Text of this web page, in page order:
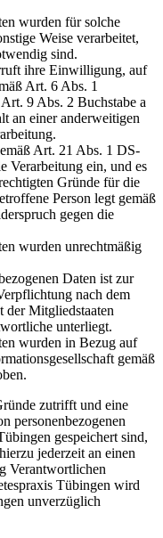
wurden für solche
Weise verarbeitet,
sind.
ihre Einwilligung, auf
Art. 6 Abs. 1
9 Abs. 2 Buchstabe a
an einer anderweitigen
Art. 21 Abs. 1 DS-
Verarbeitung ein, und es
Gründe für die
Person legt gemäß
gegen die
wurden unrechtmäßig
Daten ist zur
nach dem
der Mitgliedstaaten
unterliegt.
wurden in Bezug auf
gemäß
zutrifft und eine
personenbezogenen
gespeichert sind,
jederzeit an einen
Verantwortlichen
Tübingen wird
unverzüglich